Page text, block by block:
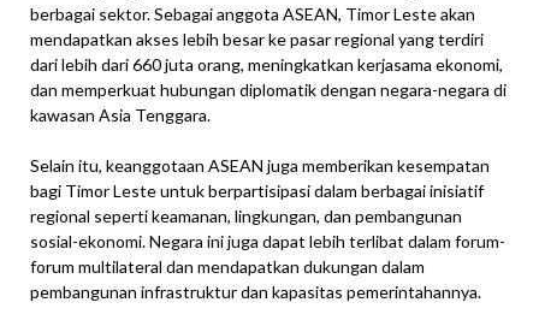
berbagai sektor. Sebagai anggota ASEAN, Timor Leste akan
mendapatkan akses lebih besar ke pasar regional yang terdiri
dari lebih dari 660 juta orang, meningkatkan kerjasama ekonomi,
dan memperkuat hubungan diplomatik dengan negara-negara di
kawasan Asia Tenggara.
Selain itu, keanggotaan ASEAN juga memberikan kesempatan
bagi Timor Leste untuk berpartisipasi dalam berbagai inisiatif
regional seperti keamanan, lingkungan, dan pembangunan
sosial-ekonomi. Negara ini juga dapat lebih terlibat dalam forum-
forum multilateral dan mendapatkan dukungan dalam
pembangunan infrastruktur dan kapasitas pemerintahannya.